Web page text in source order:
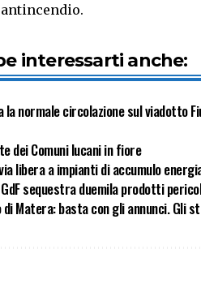
interessarti anche:
normale circolazione sul viadotto
dei Comuni lucani in fiore
libera a impianti di accumulo
sequestra duemila prodotti
Matera: basta con gli annunci. Gli